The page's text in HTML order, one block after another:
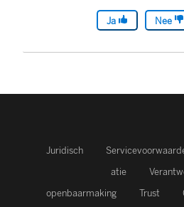
Ja Nee
Juridisch
atie
openbaarmaking
Trust